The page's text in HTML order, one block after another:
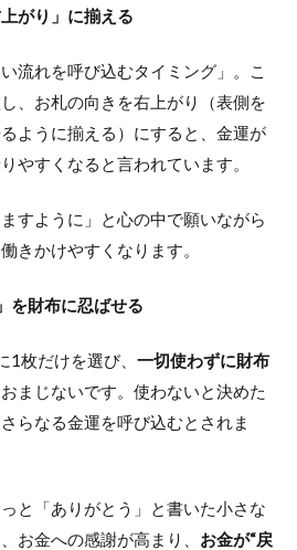
がり」に揃える
流れを呼び込むタイミング」。こ
、お札の向きを右上がり（表側を
ように揃える）にすると、金運が
やすくなると言われています。
すように」と心の中で願いながら
きかけやすくなります。
を財布に忍ばせる
枚だけを選び、 一切使わずに財布
まじないです。使わないと決めた
らなる金運を呼び込むとされま
と「ありがとう」と書いた小さな
お金への感謝が高まり、 お金が“戻